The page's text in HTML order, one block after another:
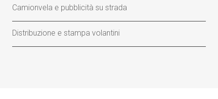
Camionvela e pubblicità su strada
Distribuzione e stampa volantini